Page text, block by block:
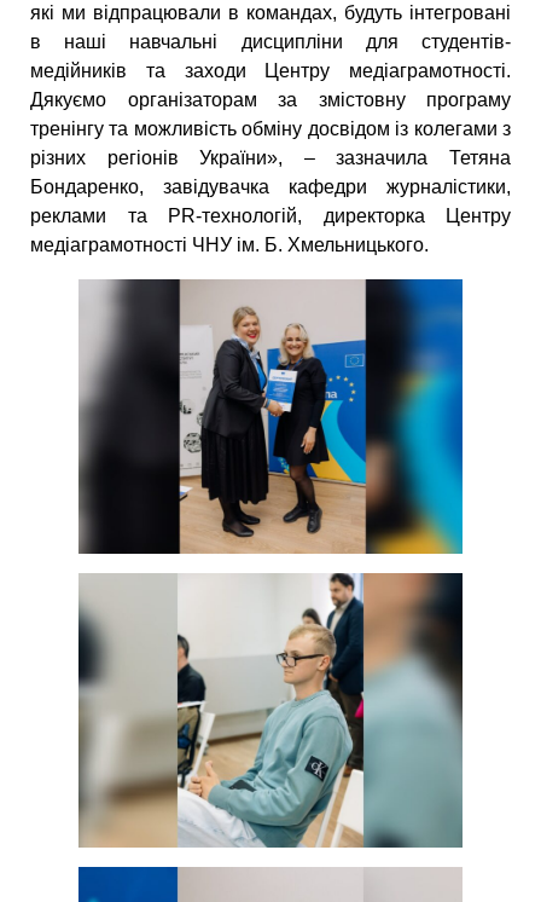
які ми відпрацювали в командах, будуть інтегровані
в наші навчальні дисципліни для студентів-
медійників та заходи Центру медіаграмотності.
Дякуємо організаторам за змістовну програму
тренінгу та можливість обміну досвідом із колегами з
різних регіонів України», – зазначила Тетяна
Бондаренко, завідувачка кафедри журналістики,
реклами та PR-технологій, директорка Центру
медіаграмотності ЧНУ ім. Б. Хмельницького.